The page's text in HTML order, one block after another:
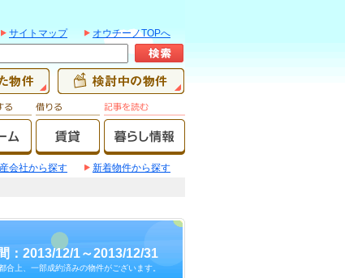
サイトマップ オウチーノTOPへ
会社から探す
新着物件から探す
：2013/12/1～2013/12/31
合上、一部成約済みの物件がございます。